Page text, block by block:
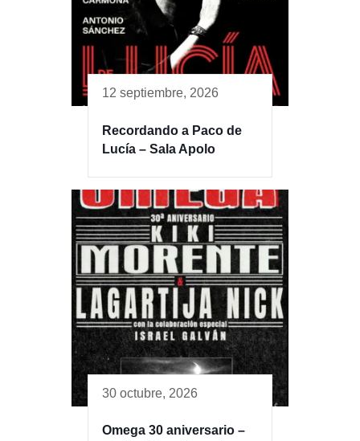
12 septiembre, 2026
Recordando a Paco de
Lucía – Sala Apolo
30 octubre, 2026
Omega 30 aniversario –